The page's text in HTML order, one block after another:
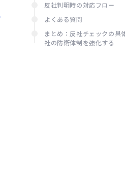
反社判明時の対応フロー
よくある質問
まとめ：反社チェックの具
社の防衛体制を強化する